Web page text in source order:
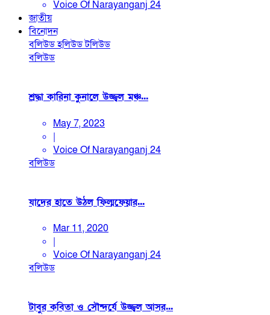
Voice Of Narayanganj 24
জাতীয়
বিনোদন
বলিউডহলিউডটলিউড
বলিউড
শ্রদ্ধা কারিনা কুনালে উজ্জ্বল মঞ্চ...
May 7, 2023
|
Voice Of Narayanganj 24
বলিউড
যাদের হাতে উঠল ফিল্মফেয়ার...
Mar 11, 2020
|
Voice Of Narayanganj 24
বলিউড
টাবুর কবিতা ও সৌন্দর্যে উজ্জ্বল আসর...